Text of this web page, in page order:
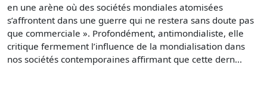
en une arène où des sociétés mondiales atomisées
s’affrontent dans une guerre qui ne restera sans doute pas
que commerciale ». Profondément, antimondialiste, elle
critique fermement l’influence de la mondialisation dans
nos sociétés contemporaines affirmant que cette dern...